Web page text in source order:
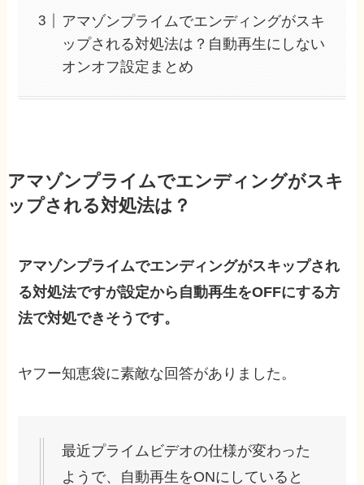
アマゾンプライムでエンディングがスキ
ップされる対処法は？自動再生にしない
オンオフ設定まとめ
アマゾンプライムでエンディングがスキ
ップされる対処法は？
アマゾンプライムでエンディングがスキップされ
る対処法ですが設定から自動再生をOFFにする方
法で対処できそうです。
ヤフー知恵袋に素敵な回答がありました。
最近プライムビデオの仕様が変わった
ようで、自動再生をONにしていると